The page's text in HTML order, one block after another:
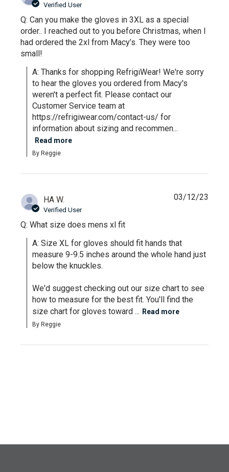
Verified User
Q: Can you make the gloves in 3XL as a special
order.. I reached out to you before Christmas, when I
had ordered the 2xl from Macy’s. They were too
small!
A: Thanks for shopping RefrigiWear! We're sorry
to hear the gloves you ordered from Macy's
weren't a perfect fit. Please contact our
Customer Service team at
https://refrigiwear.com/contact-us/ for
information about sizing and recommen...
Read more
By Reggie
HA W.
Verified User
Q: What size does mens xl fit
A: Size XL for gloves should fit hands that
measure 9-9.5 inches around the whole hand just
below the knuckles.
We'd suggest checking out our size chart to see
how to measure for the best fit. You'll find the
size chart for gloves toward ... Read more
By Reggie
03/12/23